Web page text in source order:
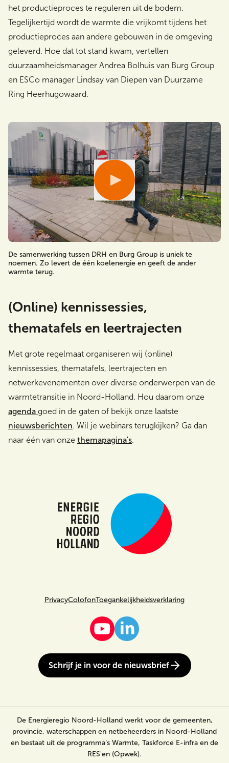
het productieproces te reguleren uit de bodem.
Tegelijkertijd wordt de warmte die vrijkomt tijdens het
productieproces aan andere gebouwen in de omgeving
geleverd. Hoe dat tot stand kwam, vertellen
duurzaamheidsmanager Andrea Bolhuis van Burg Group
en ESCo manager Lindsay van Diepen van Duurzame
Ring Heerhugowaard.
De samenwerking tussen DRH en Burg Group is uniek te
noemen. Zo levert de één koelenergie en geeft de ander
warmte terug.
(Online) kennissessies,
thematafels en leertrajecten
Met grote regelmaat organiseren wij (online)
kennissessies, thematafels, leertrajecten en
netwerkevenementen over diverse onderwerpen van de
warmtetransitie in Noord-Holland. Hou daarom onze
agenda goed in de gaten of bekijk onze laatste
nieuwsberichten. Wil je webinars terugkijken? Ga dan
naar één van onze themapagina's.
PrivacyColofonToegankelijkheidsverklaring
Schrijf je in voor de nieuwsbrief
De Energieregio Noord-Holland werkt voor de gemeenten,
provincie, waterschappen en netbeheerders in Noord-Holland
en bestaat uit de programma’s Warmte, Taskforce E-infra en de
RES'en (Opwek).